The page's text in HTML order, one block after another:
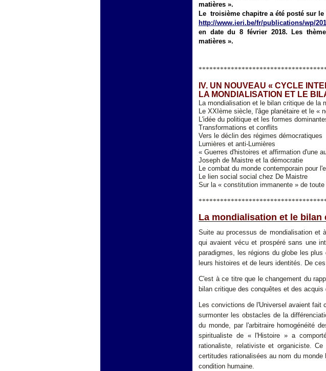
matières ».
Le troisième chapitre a été posté sur le
http://www.ieri.be/fr/publications/wp/
en date du 8 février 2018. Les
matières ».
IV. UN NOUVEAU « CYCLE
LA MONDIALISATION ET LE
La mondialisation et le bilan critique de la
Le XXIème siècle, l'âge planétaire et le «
L'idée du politique et les formes
Transformations et conflits
Vers le déclin des régimes démocratiques
Lumières et anti-Lumières
« Guerres d'histoires et affirmation d'une
Joseph de Maistre et la démocratie
Le combat du monde contemporain pour
Le lien social social chez De Maistre
Sur la « constitution immanente » de
La mondialisation et le
Suite au processus de mondialisation et
qui avaient vécu et prospéré sans une
paradigmes, les régions du globe les
leurs histoires et de leurs identités. De
C'est à ce titre que le changement du
bilan critique des conquêtes et des acquis
Les convictions de l'Universel avaient
surmonter les obstacles de la
du monde, par l'arbitraire homogénéité
spiritualiste de « l'Histoire » a
rationaliste, relativiste et organiciste.
certitudes rationalisées au nom du
condition humaine.